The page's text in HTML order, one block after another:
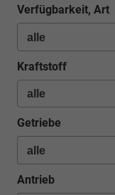
Verfügbarkeit, Art
Kraftstoff
Getriebe
Antrieb